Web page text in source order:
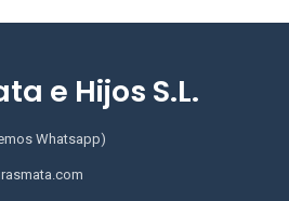
e Hijos S.L.
Whatsapp)